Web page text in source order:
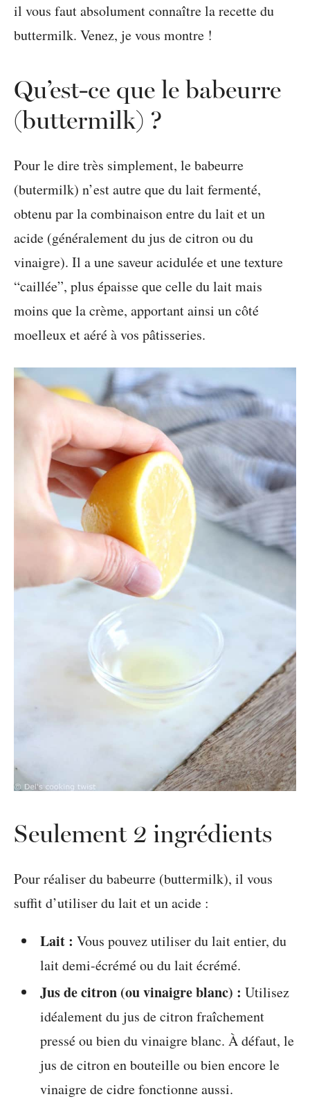
il vous faut absolument connaître la recette du
buttermilk. Venez, je vous montre !
Qu’est-ce que le babeurre
(buttermilk) ?
Pour le dire très simplement, le babeurre
(butermilk) n’est autre que du lait fermenté,
obtenu par la combinaison entre du lait et un
acide (généralement du jus de citron ou du
vinaigre). Il a une saveur acidulée et une texture
“caillée”, plus épaisse que celle du lait mais
moins que la crème, apportant ainsi un côté
moelleux et aéré à vos pâtisseries.
Seulement 2 ingrédients
Pour réaliser du babeurre (buttermilk), il vous
suffit d’utiliser du lait et un acide :
Lait : Vous pouvez utiliser du lait entier, du
lait demi-écrémé ou du lait écrémé.
Jus de citron (ou vinaigre blanc) : Utilisez
idéalement du jus de citron fraîchement
pressé ou bien du vinaigre blanc. À défaut, le
jus de citron en bouteille ou bien encore le
vinaigre de cidre fonctionne aussi.